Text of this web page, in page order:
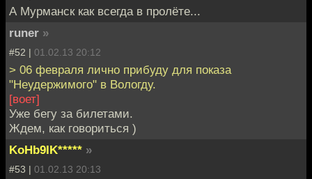
А Мурманск как всегда в пролёте...
runer »
#52 | 01.02.13 20:12
> 06 февраля лично прибуду для показа
"Неудержимого" в Вологду.
[воет]
Уже бегу за билетами.
Ждем, как говориться )
KoHb9IK***** »
#53 | 01.02.13 20:13